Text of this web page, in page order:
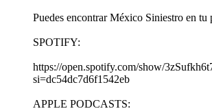
Puedes encontrar México Siniestro en tu
SPOTIFY:
https://open.spotify.com/show/
si=dc54dc7d6f1542eb
APPLE PODCASTS: